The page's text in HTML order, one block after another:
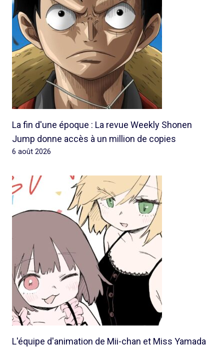
La fin d'une époque : La revue Weekly Shonen
Jump donne accès à un million de copies
6 août 2026
L'équipe d'animation de Mii-chan et Miss Yamada